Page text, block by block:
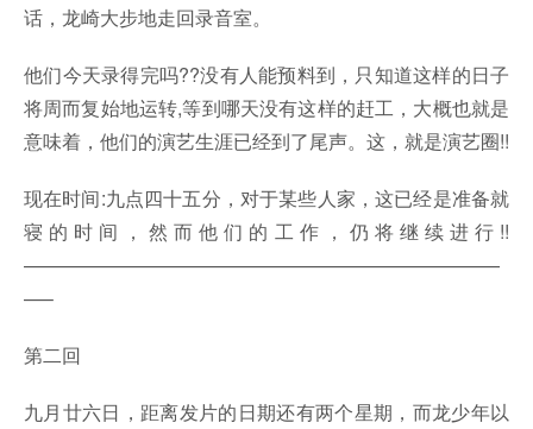
话，龙崎大步地走回录音室。
他们今天录得完吗??没有人能预料到，只知道这样的日子
将周而复始地运转,等到哪天没有这样的赶工，大概也就是
意味着，他们的演艺生涯已经到了尾声。这，就是演艺圈!!
现在时间:九点四十五分，对于某些人家，这已经是准备就
寝的时间，然而他们的工作，仍将继续进行!!
—————————————————————————
—–
第二回
九月廿六日，距离发片的日期还有两个星期，而龙少年以